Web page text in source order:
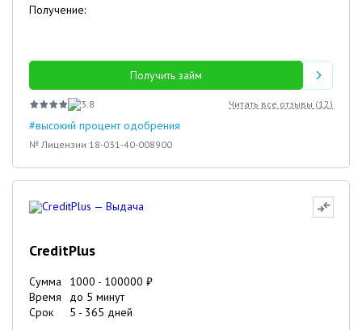
Получение:
Получить займ
3.8 Читать все отзывы (12)
#высокий процент одобрения
№ Лицензии 18-031-40-008900
CreditPlus
Сумма 1000 - 100000 ₽
Время
до 5 минут
Срок
5 - 365 дней